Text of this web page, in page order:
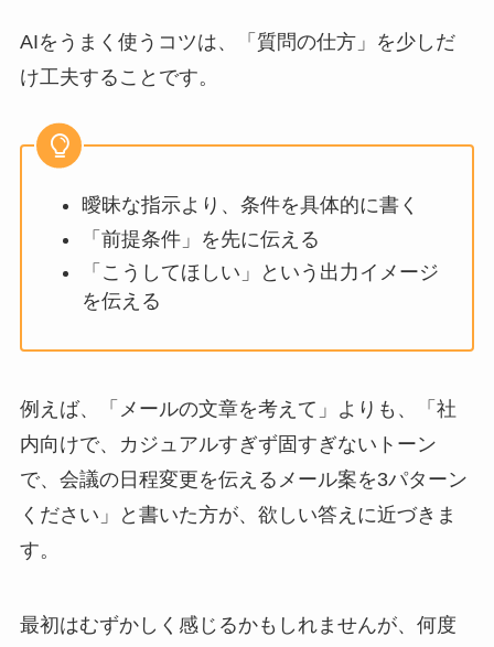
AIをうまく使うコツは、「質問の仕方」を少しだ
け工夫することです。
曖昧な指示より、条件を具体的に書く
「前提条件」を先に伝える
「こうしてほしい」という出力イメージ
を伝える
例えば、「メールの文章を考えて」よりも、「社
内向けで、カジュアルすぎず固すぎないトーン
で、会議の日程変更を伝えるメール案を3パターン
ください」と書いた方が、欲しい答えに近づきま
す。
最初はむずかしく感じるかもしれませんが、何度